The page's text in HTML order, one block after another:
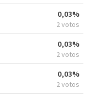
0,03%
2 votos
0,03%
2 votos
0,03%
2 votos